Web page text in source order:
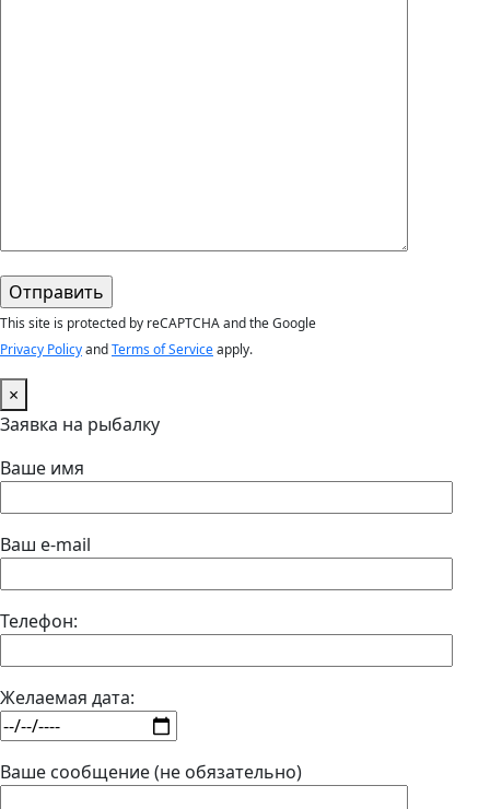
This site is protected by reCAPTCHA and the Google
Privacy PolicyandTerms of Serviceapply.
×
Заявка на рыбалку
Ваше имя
Ваш e-mail
Телефон:
Желаемая дата:
Ваше сообщение (не обязательно)